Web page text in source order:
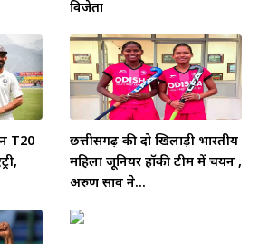
विजेता
T20
छत्तीसगढ़ की दो खिलाड़ी भारतीय
महिला जूनियर हॉकी टीम में चयन ,
अरुण साव ने...